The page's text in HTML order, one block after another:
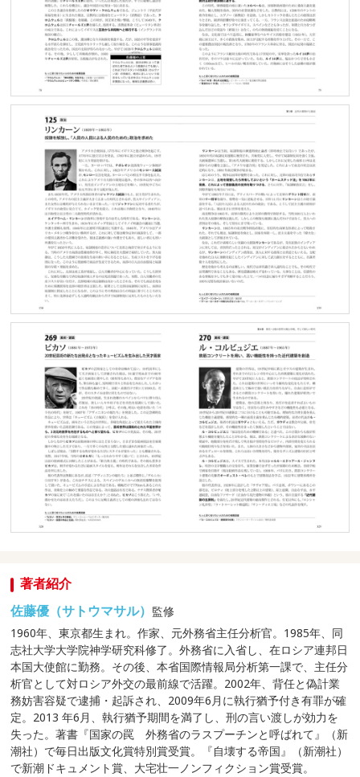
著者紹介
佐藤優（サトウマサル） 監修
1960年、東京都生まれ。作家、元外務省主任分析官。1985年、同
志社大学大学院神学研究科修了。外務省に入省し、在ロシア連邦日
本国大使館に勤務。その後、本省国際情報局分析第一課で、主任分
析官として対ロシア外交の最前線で活躍。2002年、背任と偽計業
務妨害容疑で逮捕・起訴され、2009年6月に執行猶予付き有罪が確
定。2013 年6月、執行猶予期間を満了し、刑の言い渡しが効力を
失った。著書『国家の罠 外務省のラスプーチンと呼ばれて』（新
潮社）で毎日出版文化賞特別賞受賞。『自壊する帝国』（新潮社）
で新潮ドキュメント賞、大宅壮一ノンフィクション賞受賞。